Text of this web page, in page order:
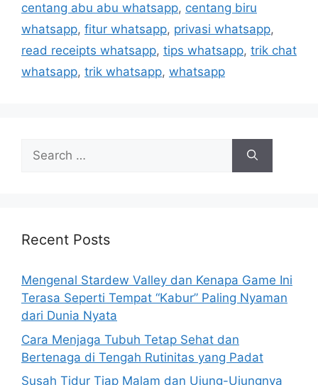
centang abu abu whatsapp, centang biru
whatsapp, fitur whatsapp, privasi whatsapp,
read receipts whatsapp, tips whatsapp, trik chat
whatsapp, trik whatsapp, whatsapp
h
r
:
Recent Posts
Mengenal Stardew Valley dan Kenapa Game Ini
Terasa Seperti Tempat “Kabur” Paling Nyaman
dari Dunia Nyata
Cara Menjaga Tubuh Tetap Sehat dan
Bertenaga di Tengah Rutinitas yang Padat
Susah Tidur Tiap Malam dan Ujung-Ujungnya